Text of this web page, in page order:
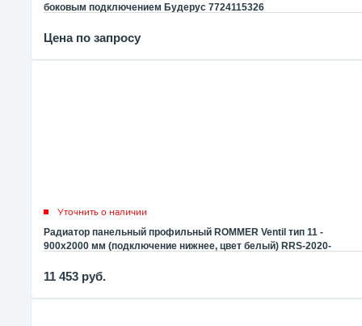
боковым подключением Будерус 7724115326
Цена по запросу
Уточнить о наличии
Радиатор панельный профильный ROMMER Ventil тип 11 -
900x2000 мм (подключение нижнее, цвет белый) RRS-2020-
11 453 руб.